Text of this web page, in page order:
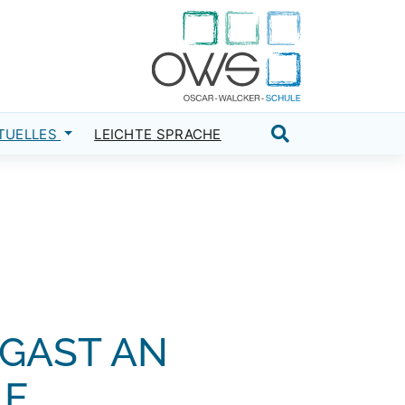
LEICHTE SPRACHE
AN